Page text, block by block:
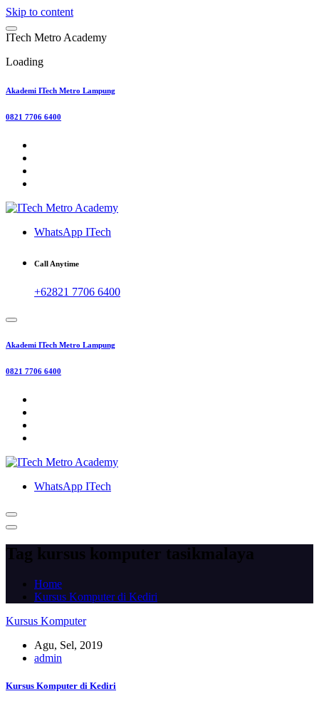
Skip to content
ITech Metro Academy
Loading
Akademi ITech Metro Lampung
0821 7706 6400
WhatsApp ITech
Call Anytime
+62821 7706 6400
Akademi ITech Metro Lampung
0821 7706 6400
WhatsApp ITech
Tag kursus komputer tasikmalaya
Home
Kursus Komputer di Kediri
Kursus Komputer
Agu, Sel, 2019
admin
Kursus Komputer di Kediri